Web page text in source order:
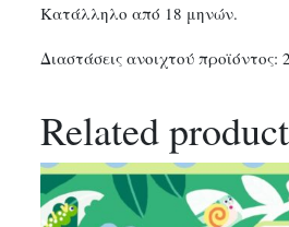
Κατάλληλο από 18 μηνών.
Διαστάσεις ανοιχτού προϊόντος:
Related